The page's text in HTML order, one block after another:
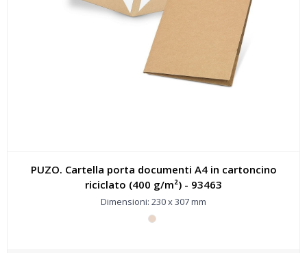
PUZO. Cartella porta documenti A4 in cartoncino
riciclato (400 g/m²) - 93463
Dimensioni: 230 x 307 mm